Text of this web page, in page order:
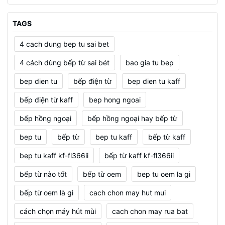
TAGS
4 cach dung bep tu sai bet
4 cách dùng bếp từ sai bét bao gia tu bep
bep dien tu bếp điện từ bep dien tu kaff
bếp điện từ kaff bep hong ngoai
bếp hồng ngoại bếp hồng ngoại hay bếp từ
bep tu bếp từ bep tu kaff bếp từ kaff
bep tu kaff kf-fl366ii bếp từ kaff kf-fl366ii
bếp từ nào tốt bếp từ oem bep tu oem la gi
bếp từ oem là gì cach chon may hut mui
cách chọn máy hút mùi cach chon may rua bat